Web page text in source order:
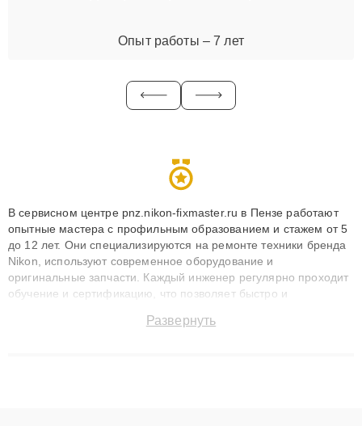
Опыт работы – 7 лет
В сервисном центре pnz.nikon-fixmaster.ru в Пензе работают
опытные мастера с профильным образованием и стажем от 5
до 12 лет. Они специализируются на ремонте техники бренда
Nikon, используют современное оборудование и
оригинальные запчасти. Каждый инженер регулярно проходит
обучение и сертификацию, что позволяет быстро и
сохранением гарантии до 3 лет. Наши мастера решают
Развернуть